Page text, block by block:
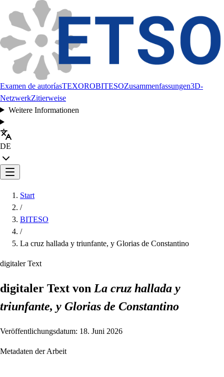
Examen de autoríasTEXOROBITESOZusammenfassungen3D-
NetzwerkZitierweise
Weitere Informationen
DE
Start
/
BITESO
/
La cruz hallada y triunfante, y Glorias de Constantino
digitaler Text
digitaler Text von La cruz hallada y
triunfante, y Glorias de Constantino
Veröffentlichungsdatum: 18. Juni 2026
Metadaten der Arbeit